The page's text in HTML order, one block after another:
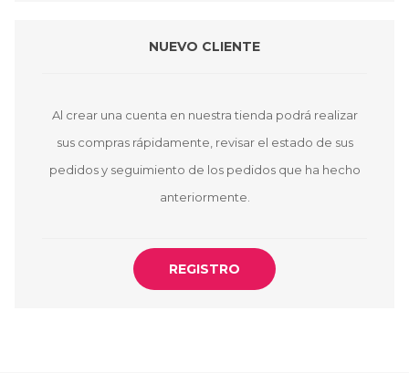
NUEVO CLIENTE
Al crear una cuenta en nuestra tienda podrá realizar
sus compras rápidamente, revisar el estado de sus
pedidos y seguimiento de los pedidos que ha hecho
anteriormente.